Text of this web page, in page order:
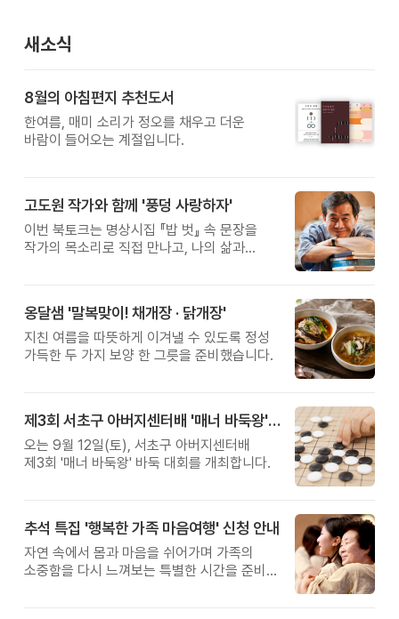
새소식
8월의 아침편지 추천도서
한여름, 매미 소리가 정오를 채우고 더운
바람이 들어오는 계절입니다.
고도원 작가와 함께 '풍덩 사랑하자'
이번 북토크는 명상시집 『밥 벗』 속 문장을
작가의 목소리로 직접 만나고, 나의 삶과
옹달샘 '말복맞이! 채개장 · 닭개장'
지친 여름을 따뜻하게 이겨낼 수 있도록 정성
가득한 두 가지 보양 한 그릇을 준비했습니다.
제3회 서초구 아버지센터배 '매너 바둑왕' 대회
오는 9월 12일(토), 서초구 아버지센터배
제3회 '매너 바둑왕' 바둑 대회를 개최합니다.
추석 특집 '행복한 가족 마음여행' 신청 안내
자연 속에서 몸과 마음을 쉬어가며 가족의
소중함을 다시 느껴보는 특별한 시간을 준비해